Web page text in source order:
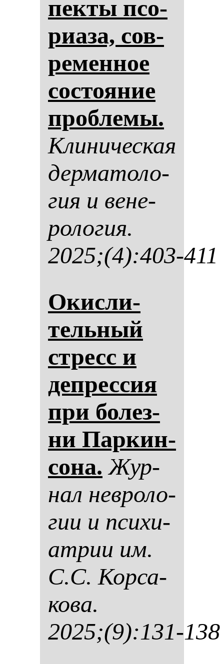
пек­ты псо­
ри­аза, сов­
ре­мен­ное
сос­то­яние
проб­ле­мы.
Кли­ни­чес­кая
дер­ма­то­ло­
гия и ве­не­
ро­ло­гия.
2025;(4):403-411
Окис­ли­
тель­ный
стресс и
деп­рес­сия
при бо­лез­
ни Пар­кин­
со­на. Жур­
нал нев­ро­ло­
гии и пси­хи­
ат­рии им.
С.С. Кор­са­
ко­ва.
2025;(9):131-138